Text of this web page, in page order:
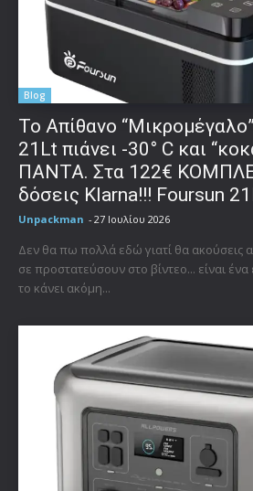
Blog
Το Απίθανο
21Lt πιάνει -30° C και
ΠΑΝΤΑ. Στα 122€ ΚΟΜΠΛΕ
δόσεις Klarna!!! Foursun
Unpackman - 27 Ιουλίου 2026
Δεν θα πω πολλά εδώ γιατί θα ακούσεις
σε προστατεύσουν στο βίντεο... είναι
το κάνει ακόμη...